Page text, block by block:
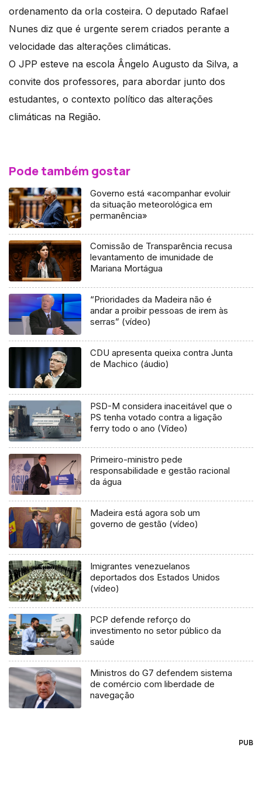
ordenamento da orla costeira. O deputado Rafael
Nunes diz que é urgente serem criados perante a
velocidade das alterações climáticas.
O JPP esteve na escola Ângelo Augusto da Silva, a
convite dos professores, para abordar junto dos
estudantes, o contexto político das alterações
climáticas na Região.
Pode também gostar
Governo está «acompanhar evoluir
da situação meteorológica em
permanência»
Comissão de Transparência recusa
levantamento de imunidade de
Mariana Mortágua
“Prioridades da Madeira não é
andar a proibir pessoas de irem às
serras” (vídeo)
CDU apresenta queixa contra Junta
de Machico (áudio)
PSD-M considera inaceitável que o
PS tenha votado contra a ligação
ferry todo o ano (Vídeo)
Primeiro-ministro pede
responsabilidade e gestão racional
da água
Madeira está agora sob um
governo de gestão (vídeo)
Imigrantes venezuelanos
deportados dos Estados Unidos
(vídeo)
PCP defende reforço do
investimento no setor público da
saúde
Ministros do G7 defendem sistema
de comércio com liberdade de
navegação
PUB